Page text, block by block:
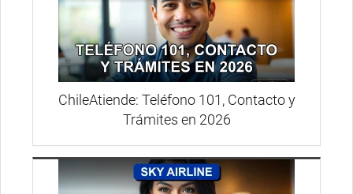
ChileAtiende: Teléfono 101, Contacto y
Trámites en 2026